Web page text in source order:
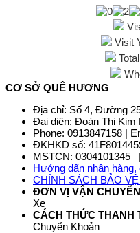
Visit
CƠ SỞ QUÊ HƯƠNG
Địa chỉ: Số 4, Đường
Đại diện: Đoàn Thị Kim
Phone: 0913847158 |
ĐKHKD số:
MSTCN: 0304101345
Hướng dẩn nhận hàng,
CHÍNH SÁCH BẢO
ĐƠN VỊ VẬN CHUYỂN
Xe
CÁCH THỨC THANH
Chuyển Khoản